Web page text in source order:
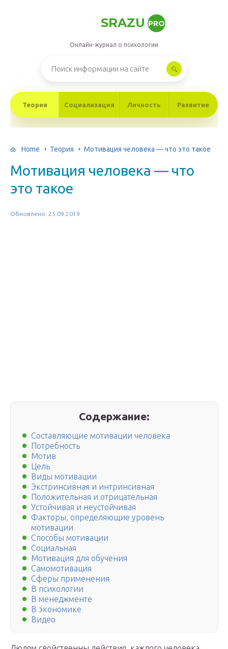
SRAZU PRO
Онлайн-журнал о психологии
Теория Социализация Личность Развитие
Home Теория Мотивация человека — что это такое
Мотивация человека — что
это такое
Обновлено: 25.09.2019
Содержание:
Составляющие мотивации человека
Потребность
Мотив
Цель
Виды мотивации
Экстринсивная и интринсивная
Положительная и отрицательная
Устойчивая и неустойчивая
Факторы, определяющие уровень
мотивации
Способы мотивации
Социальная
Мотивация для обучения
Самомотивация
Сферы применения
В психологии
В менеджменте
В экономике
Видео